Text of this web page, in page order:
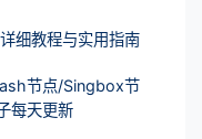
细教程与实用指南
节点/Singbox节
每天更新